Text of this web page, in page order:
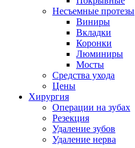
Несъемные протезы
Виниры
Вкладки
Коронки
Люминиры
Мосты
Средства ухода
Цены
Хирургия
Операции на зубах
Резекция
Удаление зубов
Удаление нерва